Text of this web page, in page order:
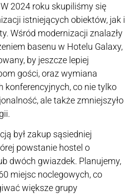
2024 roku skupiliśmy się
istniejących obiektów, jak i
Wśród modernizacji znalazły
basenu w Hotelu Galaxy,
by jeszcze lepiej
gości, oraz wymiana
konferencyjnych, co nie tylko
ale także zmniejszyło
był zakup sąsiedniej
powstanie hostel o
dwóch gwiazdek. Planujemy,
miejsc noclegowych, co
większe grupy